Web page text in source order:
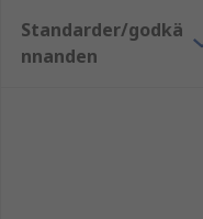
Standarder/godkä
nnanden